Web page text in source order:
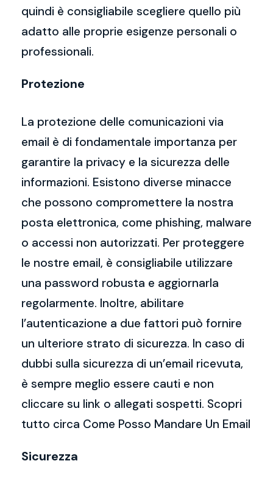
quindi è consigliabile scegliere quello più
adatto alle proprie esigenze personali o
professionali.
Protezione
La protezione delle comunicazioni via
email è di fondamentale importanza per
garantire la privacy e la sicurezza delle
informazioni. Esistono diverse minacce
che possono compromettere la nostra
posta elettronica, come phishing, malware
o accessi non autorizzati. Per proteggere
le nostre email, è consigliabile utilizzare
una password robusta e aggiornarla
regolarmente. Inoltre, abilitare
l’autenticazione a due fattori può fornire
un ulteriore strato di sicurezza. In caso di
dubbi sulla sicurezza di un’email ricevuta,
è sempre meglio essere cauti e non
cliccare su link o allegati sospetti. Scopri
tutto circa Come Posso Mandare Un Email
Sicurezza